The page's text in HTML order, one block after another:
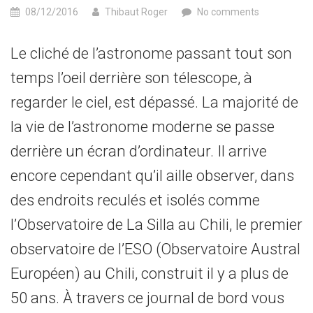
08/12/2016 Thibaut Roger No comments
Le cliché de l’astronome passant tout son
temps l’oeil derrière son télescope, à
regarder le ciel, est dépassé. La majorité de
la vie de l’astronome moderne se passe
derrière un écran d’ordinateur. Il arrive
encore cependant qu’il aille observer, dans
des endroits reculés et isolés comme
l’Observatoire de La Silla au Chili, le premier
observatoire de l’ESO (Observatoire Austral
Européen) au Chili, construit il y a plus de
50 ans. À travers ce journal de bord vous